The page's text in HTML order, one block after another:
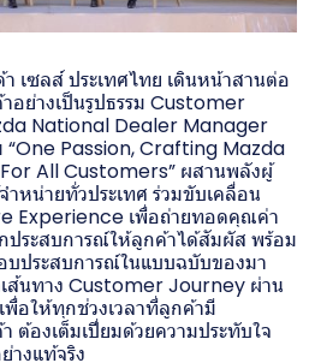
เซลส์ ประเทศไทย เดินหน้าสานต่อ
อย่างเป็นรูปธรรม Customer
National Dealer Manager
“One Passion, Crafting Mazda
All Customers” ผสานพลังผู้
หน่ายทั่วประเทศ ร่วมขับเคลื่อน
Experience เพื่อถ่ายทอดคุณค่า
ระสบการณ์ให้ลูกค้าได้สัมผัส พร้อม
บประสบการณ์ในแบบฉบับของมา
ส้นทาง Customer Journey ผ่าน
พื่อให้ทุกช่วงเวลาที่ลูกค้ามี
องเต็มเปี่ยมด้วยความประทับใจ
างแท้จริง